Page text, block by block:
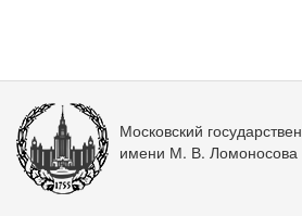
Московский
имени М. В. Ломоносова